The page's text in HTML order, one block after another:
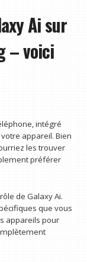
Ai sur
– voici
intégré
appareil. Bien
les trouver
préférer
de Galaxy Ai.
que vous
appareils pour